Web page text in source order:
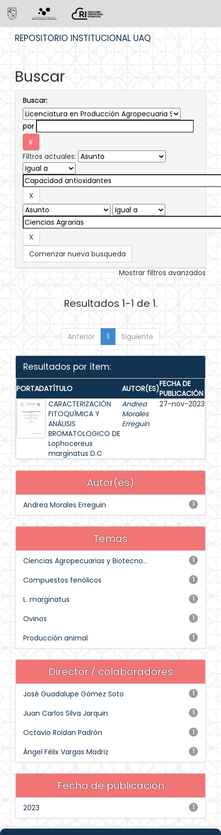
REPOSITORIO INSTITUCIONAL UAQ
Buscar
Buscar:
por
Filtros actuales:
Comenzar nueva busqueda
Mostrar filtros avanzados
Resultados 1-1 de 1.
Anterior 1 Siguiente
Resultados por ítem:
PORTADATÍTULO AUTOR(ES)FECHA DE
PUBLICACIÓN
CARACTERIZACIÓN
FITOQUÍMICA Y
ANÁLISIS
BROMATOLOGICO DE
Lophocereus
marginatus D.C
Andrea
Morales
Erreguin
27-nov-2023
Autor(es)
1
Andrea Morales Erreguin
Temas
1
Ciencias Agropecuarias y Biotecno...
1
Compuestos fenólicos
1
L. marginatus
1
Ovinos
1
Producción animal
Director / colaboradores
1
José Guadalupe Gómez Soto
1
Juan Carlos Silva Jarquin
1
Octavio Roldan Padrón
1
Ángel Félix Vargas Madriz
Fecha de publicación
1
2023